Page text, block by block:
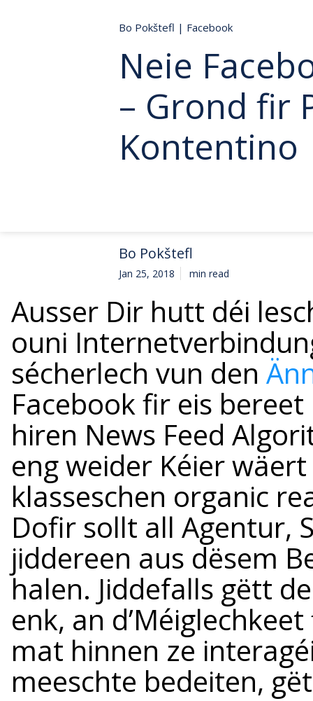
Bo Pokštefl | Facebook
Neie
– Grond fir
Kontentino
Bo Pokštefl
Jan 25, 2018 min read
Ausser Dir hutt déi
ouni
sécherlech vun den
Facebook fir eis
hiren News Feed
eng weider Kéier
klasseschen organic
Dofir sollt all Agentur,
jiddereen aus dësem
halen. Jiddefalls gëtt
enk, an
mat hinnen ze
meeschte bedeiten,